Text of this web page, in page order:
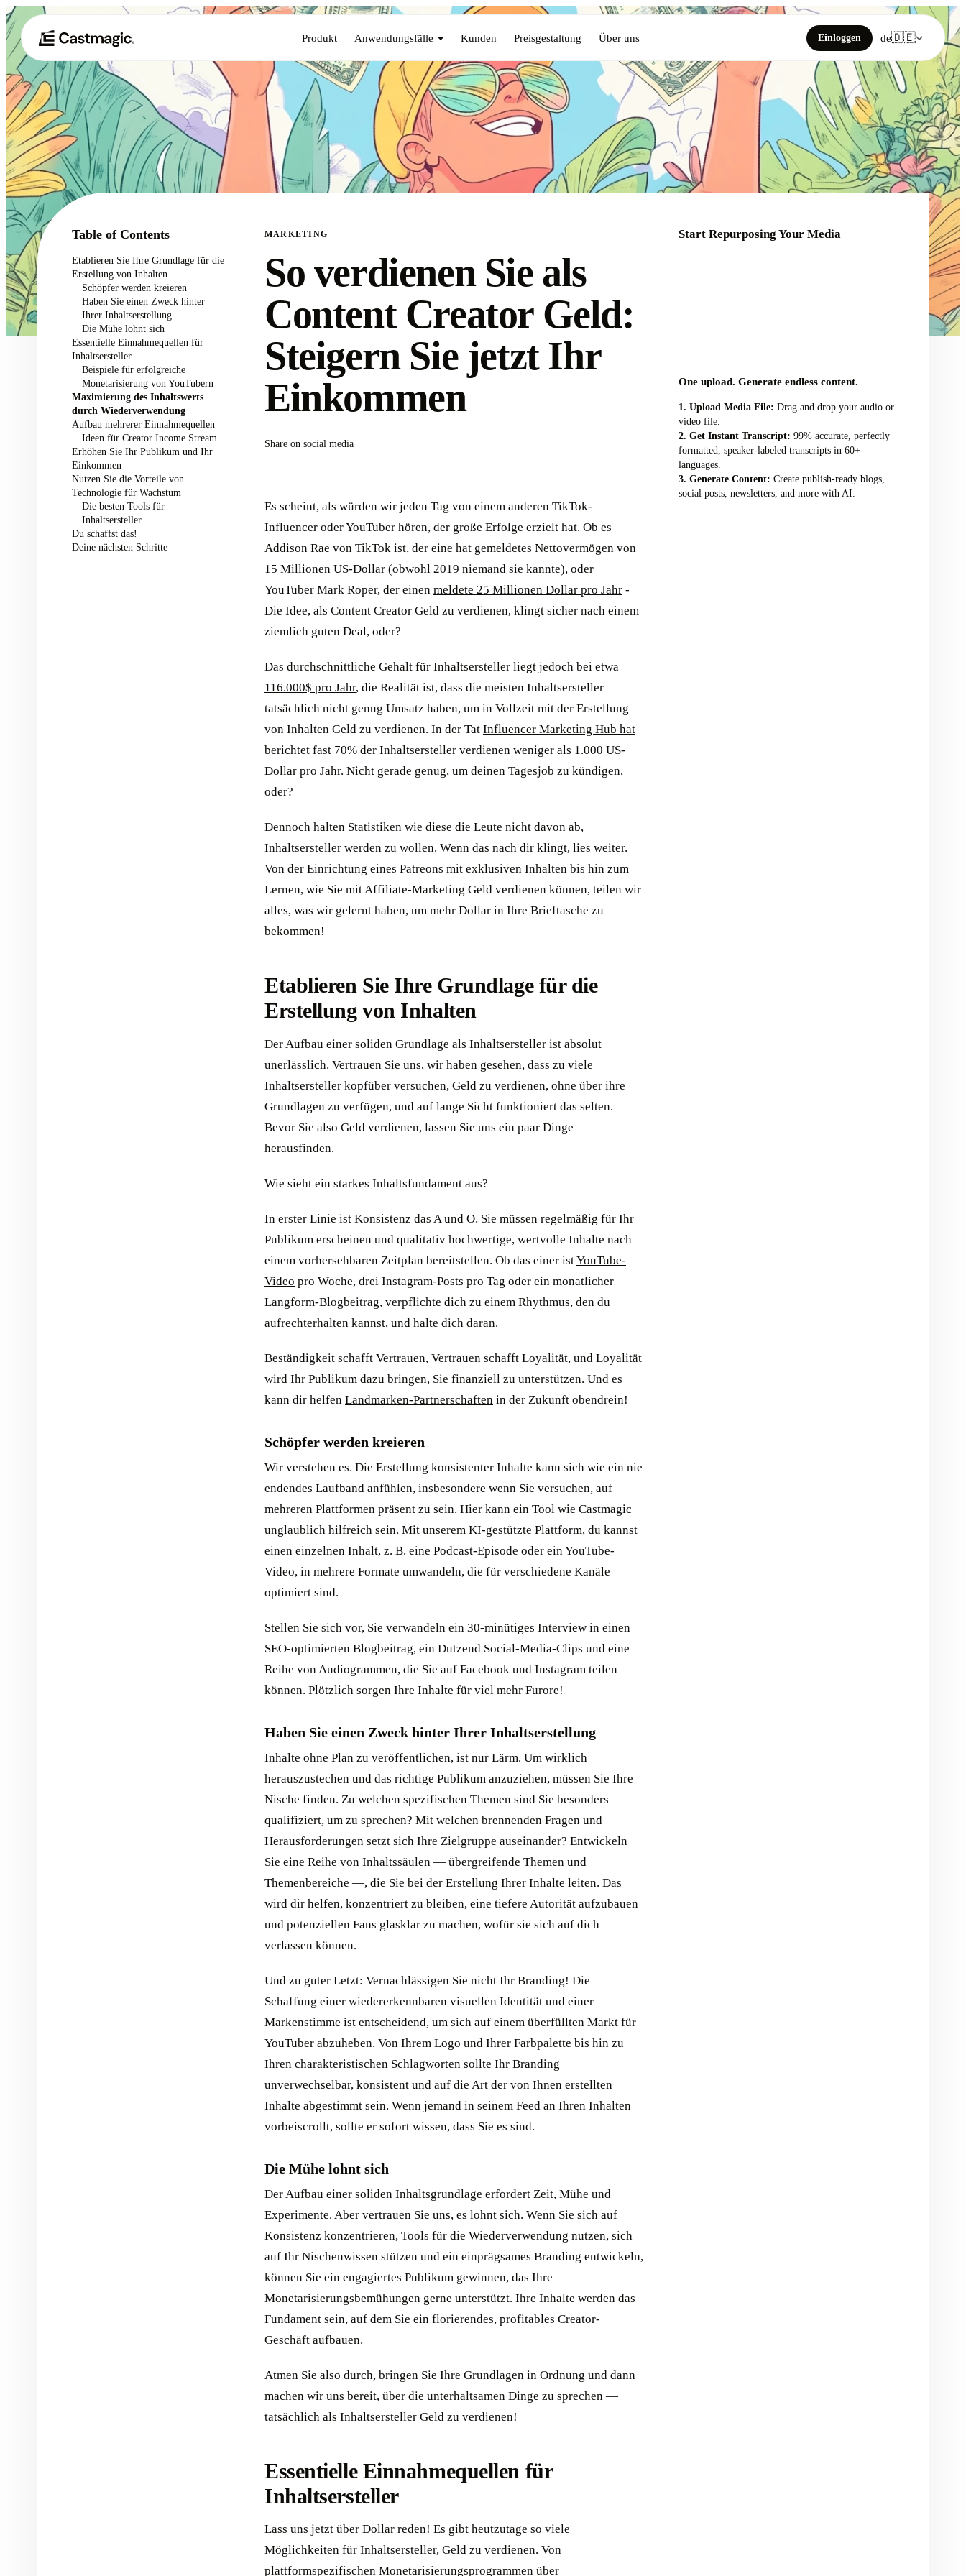
Produkt Anwendungsfälle Kunden Preisgestaltung Über uns Einloggen de🇩🇪
Table of Contents
Etablieren Sie Ihre Grundlage für die
Erstellung von Inhalten
Schöpfer werden kreieren
Haben Sie einen Zweck hinter
Ihrer Inhaltserstellung
Die Mühe lohnt sich
Essentielle Einnahmequellen für
Inhaltsersteller
Beispiele für erfolgreiche
Monetarisierung von YouTubern
Maximierung des Inhaltswerts
durch Wiederverwendung
Aufbau mehrerer Einnahmequellen
Ideen für Creator Income Stream
Erhöhen Sie Ihr Publikum und Ihr
Einkommen
Nutzen Sie die Vorteile von
Technologie für Wachstum
Die besten Tools für
Inhaltsersteller
Du schaffst das!
Deine nächsten Schritte
MARKETING
So verdienen Sie als
Content Creator Geld:
Steigern Sie jetzt Ihr
Einkommen
Share on social media
Es scheint, als würden wir jeden Tag von einem anderen TikTok-
Influencer oder YouTuber hören, der große Erfolge erzielt hat. Ob es
Addison Rae von TikTok ist, der eine hat gemeldetes Nettovermögen von
15 Millionen US-Dollar (obwohl 2019 niemand sie kannte), oder
YouTuber Mark Roper, der einen meldete 25 Millionen Dollar pro Jahr -
Die Idee, als Content Creator Geld zu verdienen, klingt sicher nach einem
ziemlich guten Deal, oder?
Das durchschnittliche Gehalt für Inhaltsersteller liegt jedoch bei etwa
116.000$ pro Jahr, die Realität ist, dass die meisten Inhaltsersteller
tatsächlich nicht genug Umsatz haben, um in Vollzeit mit der Erstellung
von Inhalten Geld zu verdienen. In der Tat Influencer Marketing Hub hat
berichtet fast 70% der Inhaltsersteller verdienen weniger als 1.000 US-
Dollar pro Jahr. Nicht gerade genug, um deinen Tagesjob zu kündigen,
oder?
Dennoch halten Statistiken wie diese die Leute nicht davon ab,
Inhaltsersteller werden zu wollen. Wenn das nach dir klingt, lies weiter.
Von der Einrichtung eines Patreons mit exklusiven Inhalten bis hin zum
Lernen, wie Sie mit Affiliate-Marketing Geld verdienen können, teilen wir
alles, was wir gelernt haben, um mehr Dollar in Ihre Brieftasche zu
bekommen!
Etablieren Sie Ihre Grundlage für die
Erstellung von Inhalten
Der Aufbau einer soliden Grundlage als Inhaltsersteller ist absolut
unerlässlich. Vertrauen Sie uns, wir haben gesehen, dass zu viele
Inhaltsersteller kopfüber versuchen, Geld zu verdienen, ohne über ihre
Grundlagen zu verfügen, und auf lange Sicht funktioniert das selten.
Bevor Sie also Geld verdienen, lassen Sie uns ein paar Dinge
herausfinden.
Wie sieht ein starkes Inhaltsfundament aus?
In erster Linie ist Konsistenz das A und O. Sie müssen regelmäßig für Ihr
Publikum erscheinen und qualitativ hochwertige, wertvolle Inhalte nach
einem vorhersehbaren Zeitplan bereitstellen. Ob das einer istYouTube-
Video pro Woche, drei Instagram-Posts pro Tag oder ein monatlicher
Langform-Blogbeitrag, verpflichte dich zu einem Rhythmus, den du
aufrechterhalten kannst, und halte dich daran.
Beständigkeit schafft Vertrauen, Vertrauen schafft Loyalität, und Loyalität
wird Ihr Publikum dazu bringen, Sie finanziell zu unterstützen. Und es
kann dir helfen Landmarken-Partnerschaften in der Zukunft obendrein!
Schöpfer werden kreieren
Wir verstehen es. Die Erstellung konsistenter Inhalte kann sich wie ein nie
endendes Laufband anfühlen, insbesondere wenn Sie versuchen, auf
mehreren Plattformen präsent zu sein. Hier kann ein Tool wie Castmagic
unglaublich hilfreich sein. Mit unserem KI-gestützte Plattform, du kannst
einen einzelnen Inhalt, z. B. eine Podcast-Episode oder ein YouTube-
Video, in mehrere Formate umwandeln, die für verschiedene Kanäle
optimiert sind.
Stellen Sie sich vor, Sie verwandeln ein 30-minütiges Interview in einen
SEO-optimierten Blogbeitrag, ein Dutzend Social-Media-Clips und eine
Reihe von Audiogrammen, die Sie auf Facebook und Instagram teilen
können. Plötzlich sorgen Ihre Inhalte für viel mehr Furore!
Haben Sie einen Zweck hinter Ihrer Inhaltserstellung
Inhalte ohne Plan zu veröffentlichen, ist nur Lärm. Um wirklich
herauszustechen und das richtige Publikum anzuziehen, müssen Sie Ihre
Nische finden. Zu welchen spezifischen Themen sind Sie besonders
qualifiziert, um zu sprechen? Mit welchen brennenden Fragen und
Herausforderungen setzt sich Ihre Zielgruppe auseinander? Entwickeln
Sie eine Reihe von Inhaltssäulen — übergreifende Themen und
Themenbereiche —, die Sie bei der Erstellung Ihrer Inhalte leiten. Das
wird dir helfen, konzentriert zu bleiben, eine tiefere Autorität aufzubauen
und potenziellen Fans glasklar zu machen, wofür sie sich auf dich
verlassen können.
Und zu guter Letzt: Vernachlässigen Sie nicht Ihr Branding! Die
Schaffung einer wiedererkennbaren visuellen Identität und einer
Markenstimme ist entscheidend, um sich auf einem überfüllten Markt für
YouTuber abzuheben. Von Ihrem Logo und Ihrer Farbpalette bis hin zu
Ihren charakteristischen Schlagworten sollte Ihr Branding
unverwechselbar, konsistent und auf die Art der von Ihnen erstellten
Inhalte abgestimmt sein. Wenn jemand in seinem Feed an Ihren Inhalten
vorbeiscrollt, sollte er sofort wissen, dass Sie es sind.
Die Mühe lohnt sich
Der Aufbau einer soliden Inhaltsgrundlage erfordert Zeit, Mühe und
Experimente. Aber vertrauen Sie uns, es lohnt sich. Wenn Sie sich auf
Konsistenz konzentrieren, Tools für die Wiederverwendung nutzen, sich
auf Ihr Nischenwissen stützen und ein einprägsames Branding entwickeln,
können Sie ein engagiertes Publikum gewinnen, das Ihre
Monetarisierungsbemühungen gerne unterstützt. Ihre Inhalte werden das
Fundament sein, auf dem Sie ein florierendes, profitables Creator-
Geschäft aufbauen.
Atmen Sie also durch, bringen Sie Ihre Grundlagen in Ordnung und dann
machen wir uns bereit, über die unterhaltsamen Dinge zu sprechen —
tatsächlich als Inhaltsersteller Geld zu verdienen!
Essentielle Einnahmequellen für
Inhaltsersteller
Lass uns jetzt über Dollar reden! Es gibt heutzutage so viele
Möglichkeiten für Inhaltsersteller, Geld zu verdienen. Von
plattformspezifischen Monetarisierungsprogrammen über
Start Repurposing Your Media
One upload. Generate endless content.
Upload Media File: Drag and drop your audio or
video file.
Get Instant Transcript: 99% accurate, perfectly
formatted, speaker-labeled transcripts in 60+
languages.
Generate Content: Create publish-ready blogs,
social posts, newsletters, and more with AI.